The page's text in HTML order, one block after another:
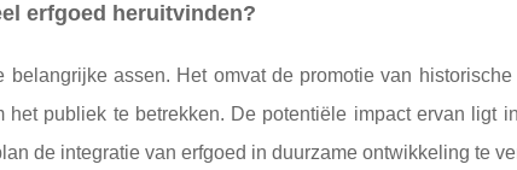
erfgoed heruitvinden?
assen. Het omvat de promotie van
het publiek te betrekken. De potentiële impact ervan ligt
de integratie van erfgoed in duurzame ontwikkeling te